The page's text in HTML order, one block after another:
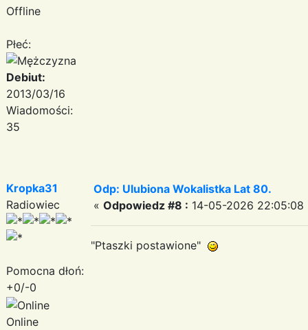
Offline
Płeć:
Debiut:
2013/03/16
Wiadomości:
35
Kropka31
Radiowiec
Pomocna dłoń:
+0/-0
Online
Odp: Ulubiona Wokalistka Lat 80.
« Odpowiedz #8 : 14-05-2026 22:05:08
"Ptaszki postawione"